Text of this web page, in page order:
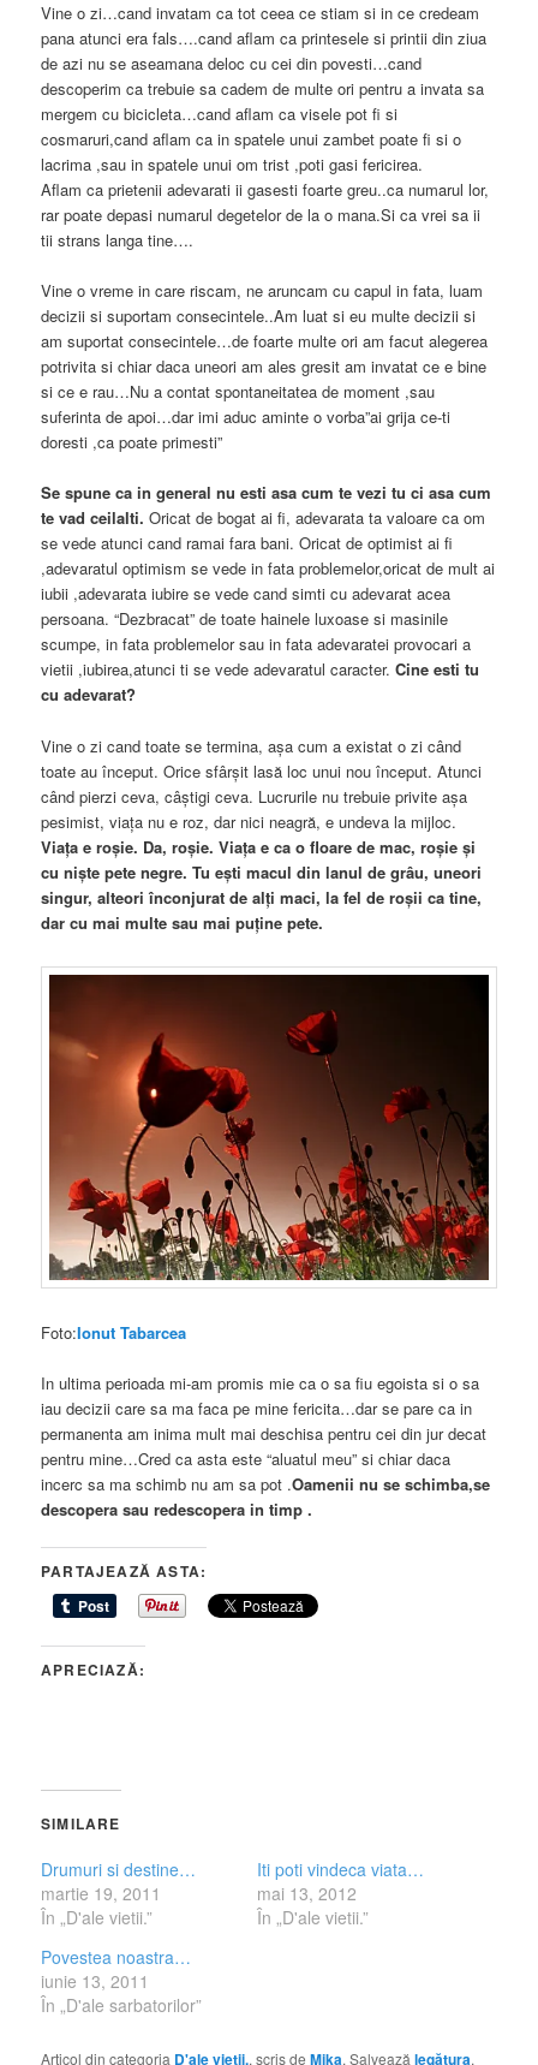
Vine o zi…cand invatam ca tot ceea ce stiam si in ce credeam
pana atunci era fals….cand aflam ca printesele si printii din ziua
de azi nu se aseamana deloc cu cei din povesti…cand
descoperim ca trebuie sa cadem de multe ori pentru a invata sa
mergem cu bicicleta…cand aflam ca visele pot fi si
cosmaruri,cand aflam ca in spatele unui zambet poate fi si o
lacrima ,sau in spatele unui om trist ,poti gasi fericirea.
Aflam ca prietenii adevarati ii gasesti foarte greu..ca numarul lor,
rar poate depasi numarul degetelor de la o mana.Si ca vrei sa ii
tii strans langa tine….
Vine o vreme in care riscam, ne aruncam cu capul in fata, luam
decizii si suportam consecintele..Am luat si eu multe decizii si
am suportat consecintele…de foarte multe ori am facut alegerea
potrivita si chiar daca uneori am ales gresit am invatat ce e bine
si ce e rau…Nu a contat spontaneitatea de moment ,sau
suferinta de apoi…dar imi aduc aminte o vorba”ai grija ce-ti
doresti ,ca poate primesti”
Se spune ca in general nu esti asa cum te vezi tu ci asa cum
te vad ceilalti. Oricat de bogat ai fi, adevarata ta valoare ca om
se vede atunci cand ramai fara bani. Oricat de optimist ai fi
,adevaratul optimism se vede in fata problemelor,oricat de mult ai
iubii ,adevarata iubire se vede cand simti cu adevarat acea
persoana. “Dezbracat” de toate hainele luxoase si masinile
scumpe, in fata problemelor sau in fata adevaratei provocari a
vietii ,iubirea,atunci ti se vede adevaratul caracter.Cine esti tu
cu adevarat?
Vine o zi cand toate se termina, aşa cum a existat o zi când
toate au început. Orice sfârşit lasă loc unui nou început. Atunci
când pierzi ceva, câştigi ceva. Lucrurile nu trebuie privite aşa
pesimist, viaţa nu e roz, dar nici neagră, e undeva la mijloc.
Viaţa e roşie. Da, roşie. Viaţa e ca o floare de mac, roşie şi
cu nişte pete negre. Tu eşti macul din lanul de grâu, uneori
singur, alteori înconjurat de alţi maci, la fel de roşii ca tine,
dar cu mai multe sau mai puţine pete.
Foto:Ionut Tabarcea
In ultima perioada mi-am promis mie ca o sa fiu egoista si o sa
iau decizii care sa ma faca pe mine fericita…dar se pare ca in
permanenta am inima mult mai deschisa pentru cei din jur decat
pentru mine…Cred ca asta este “aluatul meu” si chiar daca
incerc sa ma schimb nu am sa pot .Oamenii nu se schimba,se
descopera sau redescopera in timp .
PARTAJEAZĂ ASTA:
APRECIAZĂ:
SIMILARE
Drumuri si destine…
martie 19, 2011
În „D'ale vietii.”
Iti poti vindeca viata…
mai 13, 2012
În „D'ale vietii.”
Povestea noastra…
iunie 13, 2011
În „D'ale sarbatorilor”
Articol din categoria D'ale vietii., scris deMika. Salveazălegătura.